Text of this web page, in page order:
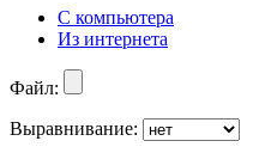
С компьютера
Из интернета
Файл:
Выравнивание: